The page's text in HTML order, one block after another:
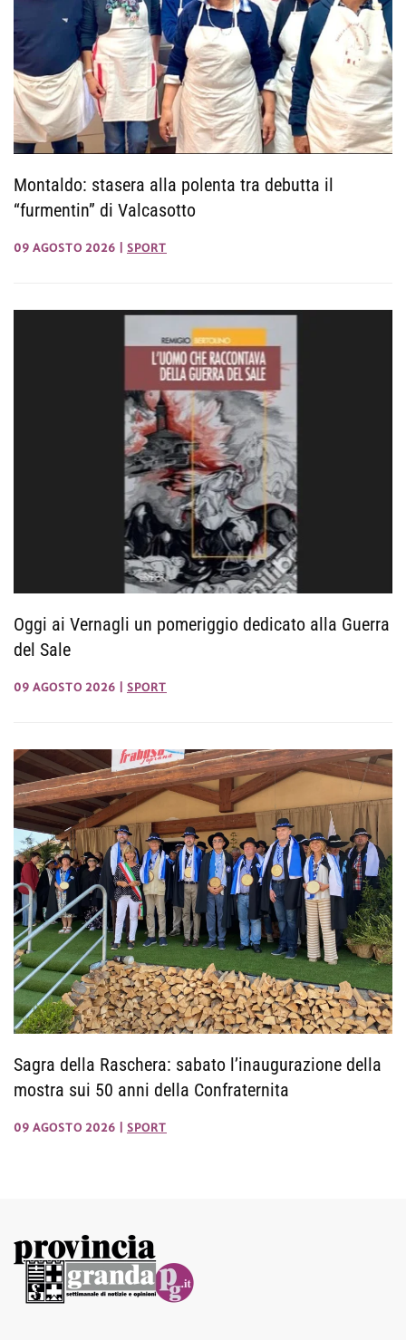
Montaldo: stasera alla polenta tra debutta il
“furmentin” di Valcasotto
09 AGOSTO 2026 SPORT
Oggi ai Vernagli un pomeriggio dedicato alla Guerra
del Sale
09 AGOSTO 2026 SPORT
Sagra della Raschera: sabato l’inaugurazione della
mostra sui 50 anni della Confraternita
09 AGOSTO 2026 SPORT